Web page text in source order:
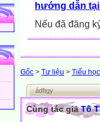
hướng dẫn
Nếu đã đăng
Gốc > Tư liệu > Tiểu học
ádftgy
Cùng tác giảTô